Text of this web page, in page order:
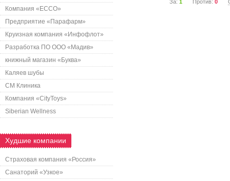
Компания «ECCO»
Предприятие «Парафарм»
Круизная компания «Инфофлот»
Разработка ПО ООО «Мадив»
книжный магазин «Буква»
Каляев шубы
СМ Клиника
Компания «CityToys»
Siberian Wellness
Худшие компании
Страховая компания «Россия»
Санаторий «Узкое»
За: 1 Против: 0